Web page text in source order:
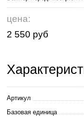
цена:
2 550 руб
Артикул
Базовая единица